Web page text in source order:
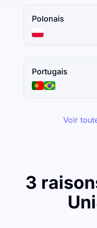
Polonais
Portugais
Voir
3